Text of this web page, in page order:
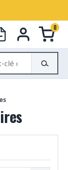
0